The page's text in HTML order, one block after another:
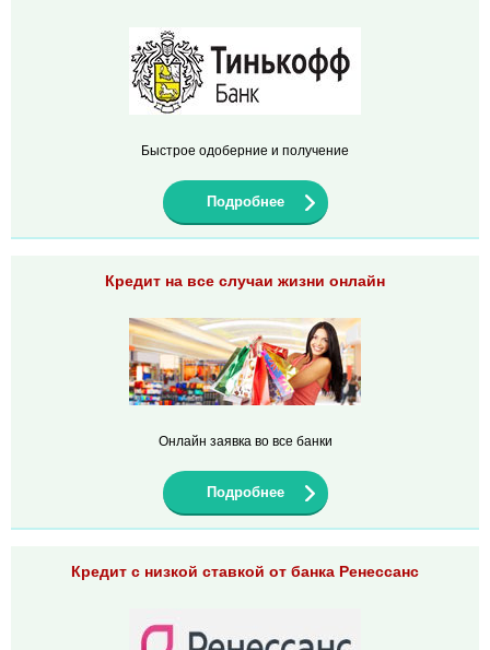
Быстрое одоберние и получение
Подробнее
Кредит на все случаи жизни онлайн
Онлайн заявка во все банки
Подробнее
Кредит с низкой ставкой от банка Ренессанс